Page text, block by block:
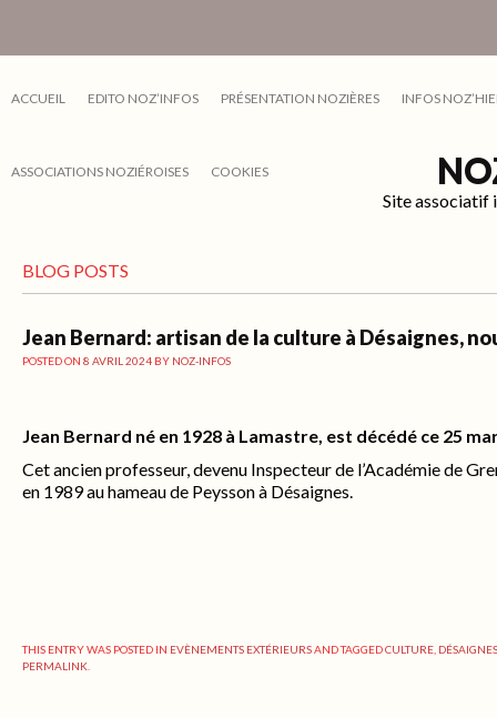
ACCUEIL EDITO NOZ’INFOS PRÉSENTATION NOZIÈRES INFOS
ASSOCIATIONS NOZIÉROISES COOKIES
Site associatif
BLOG POSTS
Jean Bernard: artisan de la culture à Désaignes,
POSTED ON 8 AVRIL 2024 BY NOZ-INFOS
Jean Bernard né en 1928 à Lamastre, est décédé ce 25
Cet ancien professeur, devenu Inspecteur de l’Académie de
en 1989 au hameau de Peysson à Désaignes.
THIS ENTRY WAS POSTED IN EVÈNEMENTS EXTÉRIEURSAND TAGGEDCULTURE DÉSAIGNES
PERMALINK